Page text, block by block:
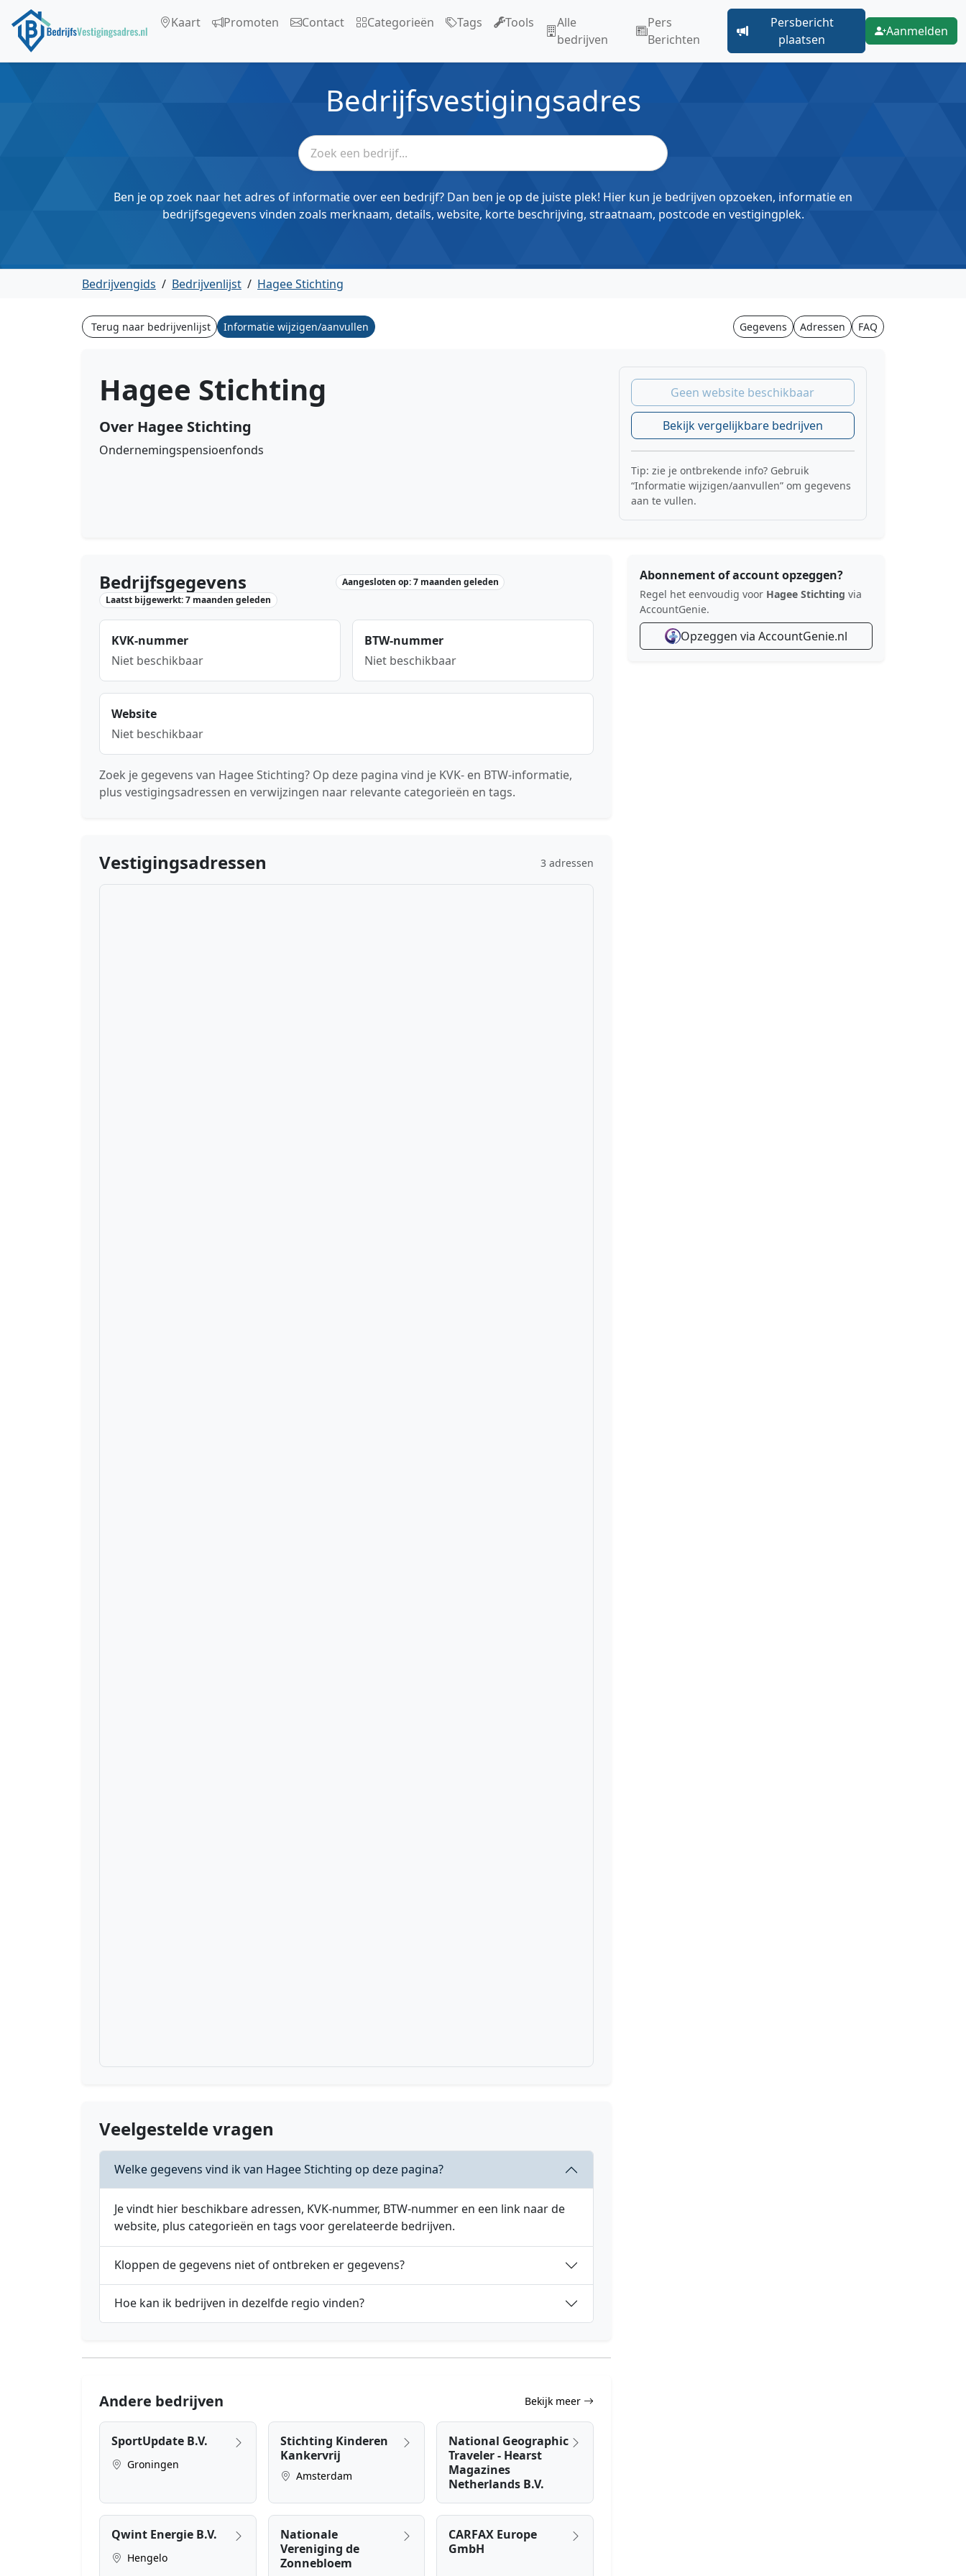
Kaart Promoten Contact Categorieën Tags Tools
Alle
bedrijven
Pers
Berichten
Persbericht
plaatsen
Aanmelden
Bedrijfsvestigingsadres
Ben je op zoek naar het adres of informatie over een bedrijf? Dan ben je op de juiste plek! Hier kun je bedrijven opzoeken, informatie en
bedrijfsgegevens vinden zoals merknaam, details, website, korte beschrijving, straatnaam, postcode en vestigingplek.
Bedrijvengids / Bedrijvenlijst / Hagee Stichting
Terug naar bedrijvenlijst Informatie wijzigen/aanvullen Gegevens Adressen FAQ
Hagee Stichting
Over Hagee Stichting
Ondernemingspensioenfonds
Geen website beschikbaar
Bekijk vergelijkbare bedrijven
Tip: zie je ontbrekende info? Gebruik
“Informatie wijzigen/aanvullen” om gegevens
aan te vullen.
Bedrijfsgegevens
Aangesloten op: 7 maanden geleden
Laatst bijgewerkt: 7 maanden geleden
KVK-nummer
Niet beschikbaar
BTW-nummer
Niet beschikbaar
Website
Niet beschikbaar
Zoek je gegevens van Hagee Stichting? Op deze pagina vind je KVK- en BTW-informatie,
plus vestigingsadressen en verwijzingen naar relevante categorieën en tags.
Vestigingsadressen 3 adressen
Veelgestelde vragen
Welke gegevens vind ik van Hagee Stichting op deze pagina?
Je vindt hier beschikbare adressen, KVK-nummer, BTW-nummer en een link naar de
website, plus categorieën en tags voor gerelateerde bedrijven.
Kloppen de gegevens niet of ontbreken er gegevens?
Hoe kan ik bedrijven in dezelfde regio vinden?
Andere bedrijven Bekijk meer
SportUpdate B.V.
Groningen
Stichting Kinderen
Kankervrij
Amsterdam
National Geographic
Traveler - Hearst
Magazines
Netherlands B.V.
Qwint Energie B.V.
Hengelo
Nationale
Vereniging de
Zonnebloem
CARFAX Europe
GmbH
Abonnement of account opzeggen?
Regel het eenvoudig voor Hagee Stichting via
AccountGenie.
Opzeggen via AccountGenie.nl